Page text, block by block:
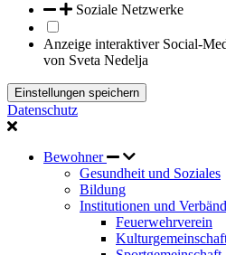
Soziale Netzwerke
Anzeige interaktiver Social-
von Sveta Nedelja
Einstellungen speichern
Datenschutz
Bewohner
Gesundheit und Soziales
Bildung
Institutionen und
Feuerwehrverein